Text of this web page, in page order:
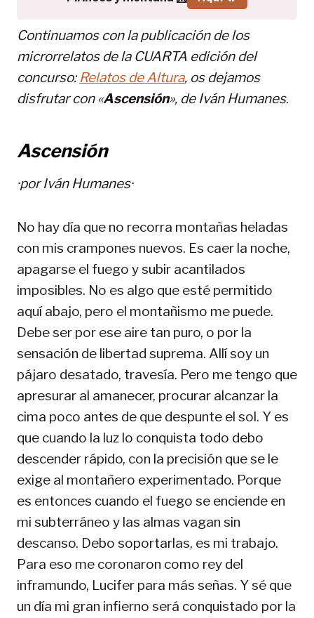
Continuamos con la publicación de los
microrrelatos de la CUARTA edición del
concurso:Relatos de Altura, os dejamos
disfrutar con «Ascensión», de Iván Humanes.
Ascensión
·por Iván Humanes·
No hay día que no recorra montañas heladas
con mis crampones nuevos. Es caer la noche,
apagarse el fuego y subir acantilados
imposibles. No es algo que esté permitido
aquí abajo, pero el montañismo me puede.
Debe ser por ese aire tan puro, o por la
sensación de libertad suprema. Allí soy un
pájaro desatado, travesía. Pero me tengo que
apresurar al amanecer, procurar alcanzar la
cima poco antes de que despunte el sol. Y es
que cuando la luz lo conquista todo debo
descender rápido, con la precisión que se le
exige al montañero experimentado. Porque
es entonces cuando el fuego se enciende en
mi subterráneo y las almas vagan sin
descanso. Debo soportarlas, es mi trabajo.
Para eso me coronaron como rey del
inframundo, Lucifer para más señas. Y sé que
un día mi gran infierno será conquistado por la